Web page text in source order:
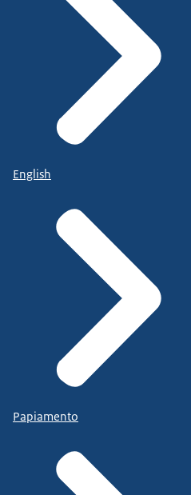
English
Papiamento